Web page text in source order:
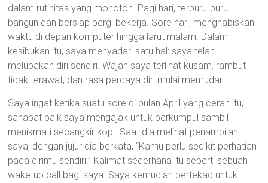
dalam rutinitas yang monoton. Pagi hari, terburu-buru
bangun dan bersiap pergi bekerja. Sore hari, menghabiskan
waktu di depan komputer hingga larut malam. Dalam
kesibukan itu, saya menyadari satu hal: saya telah
melupakan diri sendiri. Wajah saya terlihat kusam, rambut
tidak terawat, dan rasa percaya diri mulai memudar.
Saya ingat ketika suatu sore di bulan April yang cerah itu,
sahabat baik saya mengajak untuk berkumpul sambil
menikmati secangkir kopi. Saat dia melihat penampilan
saya, dengan jujur dia berkata, “Kamu perlu sedikit perhatian
pada dirimu sendiri.” Kalimat sederhana itu seperti sebuah
wake-up call bagi saya. Saya kemudian bertekad untuk